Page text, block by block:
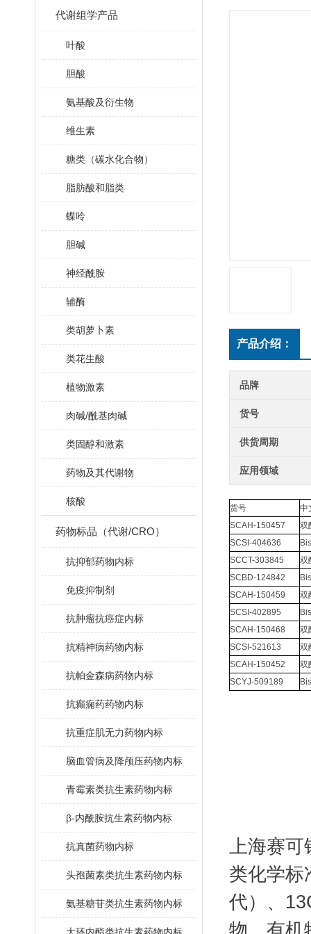
代谢组学产品
叶酸
胆酸
氨基酸及衍生物
维生素
糖类（碳水化合物）
脂肪酸和脂类
蝶呤
胆碱
神经酰胺
辅酶
类胡萝卜素
类花生酸
植物激素
肉碱/酰基肉碱
类固醇和激素
药物及其代谢物
核酸
药物标品（代谢/CRO）
抗抑郁药物内标
免疫抑制剂
抗肿瘤抗癌症内标
抗精神病药物内标
抗帕金森病药物内标
抗癫痫药药物内标
抗重症肌无力药物内标
脑血管病及降颅压药物内标
青霉素类抗生素药物内标
β-内酰胺抗生素药物内标
抗真菌药物内标
头孢菌素类抗生素药物内标
氨基糖苷类抗生素药物内标
产品介绍：
品牌
货号
供货周期
应用领域
货号
中
SCAH-150457
双
SCSI-404636
SCCT-303845
双
SCBD-124842
SCAH-150459
双
SCSI-402895
SCAH-150468
双
SCSI-521613
双
SCAH-150452
双
SCYJ-509189
上海赛
类化学标
代）、
物、有机